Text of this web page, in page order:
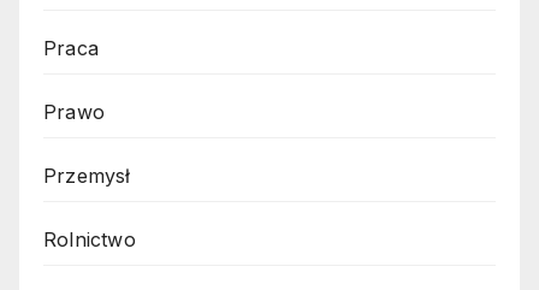
Praca
Prawo
Przemysł
Rolnictwo